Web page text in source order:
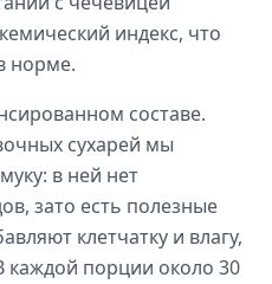
индекс, что
норме.
составе.
сухарей мы
в ней нет
зато есть полезные
клетчатку и влагу,
порции около 30